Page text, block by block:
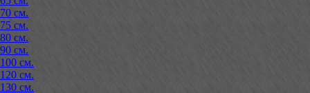
70 см.
75 см.
80 см.
90 см.
100 см.
120 см.
130 см.